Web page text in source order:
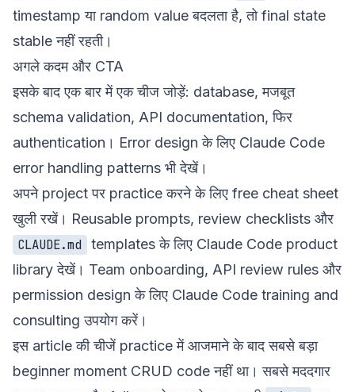
timestamp या random value बदलता है, तो final state
stable नहीं रहती।
अगले कदम और CTA
इसके बाद एक बार में एक चीज जोड़ें: database, मजबूत
schema validation, API documentation, फिर
authentication। Error design के लिए Claude Code
error handling patterns भी देखें।
अपने project पर practice करने के लिए free cheat sheet
खुली रखें। Reusable prompts, review checklists और
CLAUDE.md
templates के लिए Claude Code product
libraryदेखें। Team onboarding, API review rules और
permission design के लिए Claude Code training and
consulting उपयोग करें।
इस article की चीजें practice में आजमाने के बाद सबसे बड़ा
beginner moment CRUD code नहीं था। सबसे मददगार